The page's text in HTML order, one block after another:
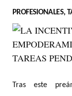
PROFESIONALES,
Tras este